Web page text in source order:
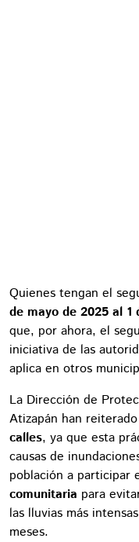
Quienes tengan el
de mayo de 2025 al 1
que, por ahora, el
iniciativa de las
aplica en otros
La Dirección de
Atizapán han
calles, ya que esta
causas de
población a participar
comunitaria para
las lluvias más
meses.